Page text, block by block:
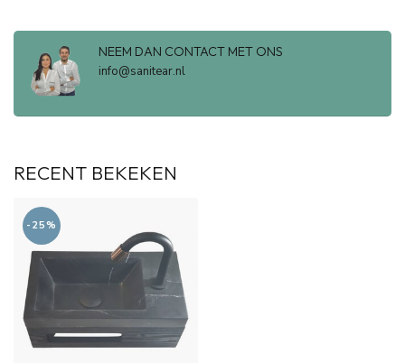
NEEM DAN CONTACT MET ONS
info@sanitear.nl
RECENT BEKEKEN
-25%